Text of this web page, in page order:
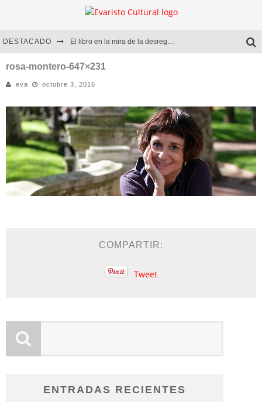
DESTACADO El libro en la mira de la desregulación
Marcelo Rubio | El llovedor
Diego Meret | Hotel Acapulco
Alejandra Correa | La nieve
rosa-montero-647×231
eva octubre 3, 2016
COMPARTIR:
Tweet
ENTRADAS RECIENTES